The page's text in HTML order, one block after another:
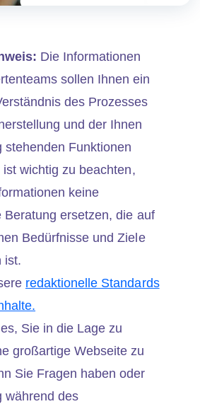
Die Informationen
sollen Ihnen ein
des Prozesses
und der Ihnen
stehenden Funktionen
wichtig zu beachten,
keine
Beratung ersetzen, die auf
Bedürfnisse und Ziele
ist.
redaktionelle Standards
Sie in die Lage zu
großartige Webseite zu
Sie Fragen haben oder
während des